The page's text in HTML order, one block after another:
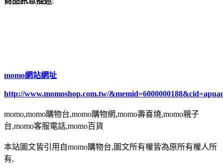
momo網站網址
http://www.momoshop.com.tw/
momo,momo購物台,momo購物網,momo壽喜燒,momo親子
台,momo客服電話,momo百貨
本站圖文皆引用自momo購物台,圖文所有權皆為原所有權人所
有,